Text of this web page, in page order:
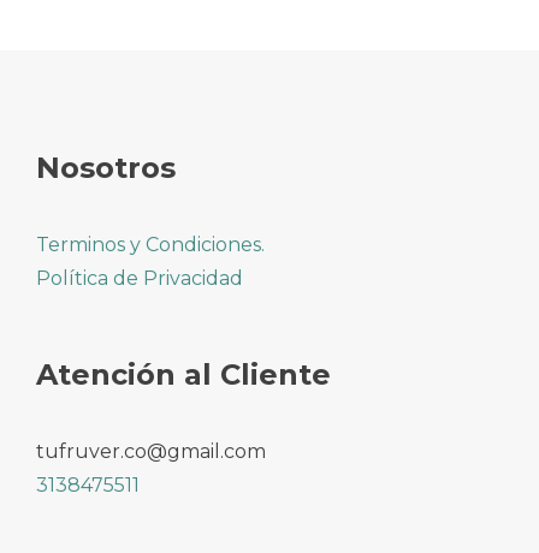
Nosotros
Terminos y Condiciones.
Política de Privacidad
Atención al Cliente
tufruver.co@gmail.com
3138475511